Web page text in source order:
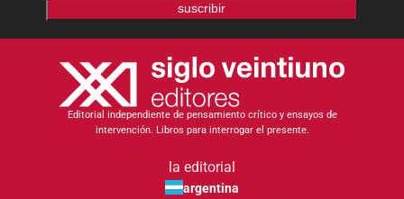
suscribir
Editorial independiente de pensamiento crítico y ensayos de
intervención. Libros para interrogar el presente.
la editorial
argentina